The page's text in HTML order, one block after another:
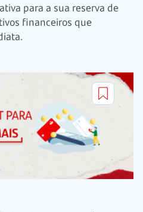
para a sua reserva de
financeiros que